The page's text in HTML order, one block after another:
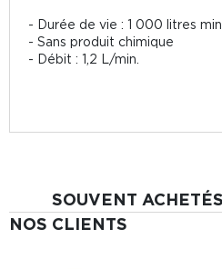
- Durée de vie : 1 000 litres
- Sans produit chimique
- Débit : 1,2 L/min.
SOUVENT
NOS CLIENTS